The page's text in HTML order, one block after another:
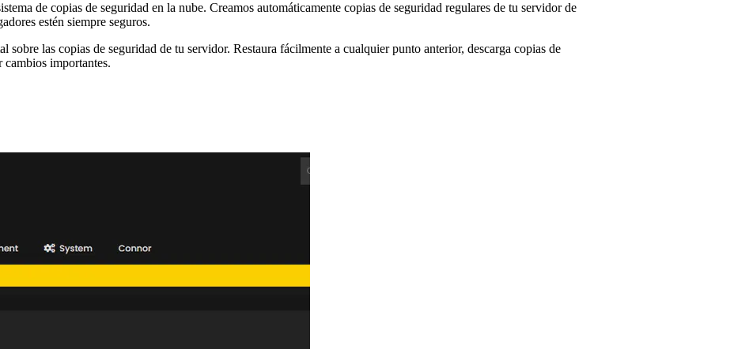
de copias de seguridad en la nube. Creamos automáticamente copias de seguridad regulares de tu servidor de
estén siempre seguros.
las copias de seguridad de tu servidor. Restaura fácilmente a cualquier punto anterior, descarga copias de
cambios importantes.